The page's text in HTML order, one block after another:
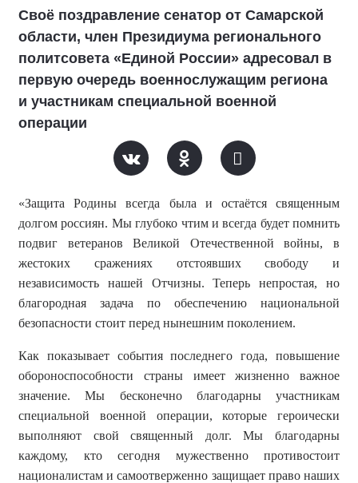
Своё поздравление сенатор от Самарской
области, член Президиума регионального
политсовета «Единой России» адресовал в
первую очередь военнослужащим региона
и участникам специальной военной
операции
«Защита Родины всегда была и остаётся священным
долгом россиян. Мы глубоко чтим и всегда будет помнить
подвиг ветеранов Великой Отечественной войны, в
жестоких сражениях отстоявших свободу и
независимость нашей Отчизны. Теперь непростая, но
благородная задача по обеспечению национальной
безопасности стоит перед нынешним поколением.
Как показывает события последнего года, повышение
обороноспособности страны имеет жизненно важное
значение. Мы бесконечно благодарны участникам
специальной военной операции, которые героически
выполняют свой священный долг. Мы благодарны
каждому, кто сегодня мужественно противостоит
националистам и самоотверженно защищает право наших